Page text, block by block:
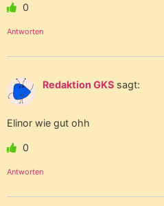
0
Antworten
Redaktion GKS sagt:
Elinor wie gut ohh
0
Antworten